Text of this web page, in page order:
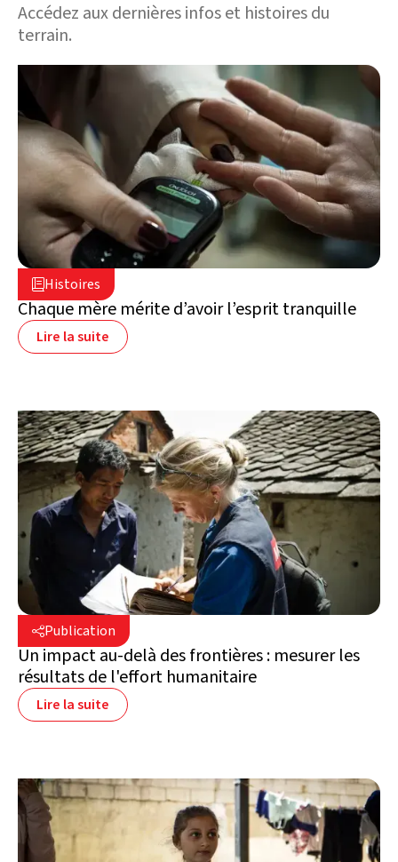
Accédez aux dernières infos et histoires du
terrain.
Histoires
5 août 2026
Liban
Chaque mère mérite d’avoir l’esprit tranquille
Lire la suite
Publication
30 juillet 2026
Suisse
Un impact au-delà des frontières : mesurer les
résultats de l'effort humanitaire
Lire la suite